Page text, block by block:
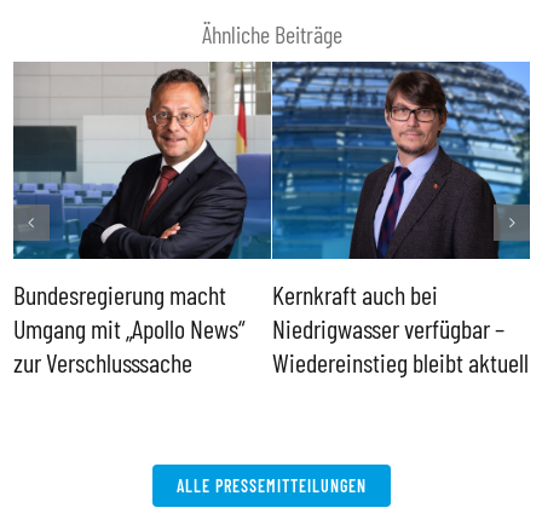
Ähnliche Beiträge
Bundesregierung macht
Umgang mit „Apollo News“
zur Verschlusssache
Kernkraft auch bei
Niedrigwasser verfügbar –
Wiedereinstieg bleibt aktuell
ALLE PRESSEMITTEILUNGEN